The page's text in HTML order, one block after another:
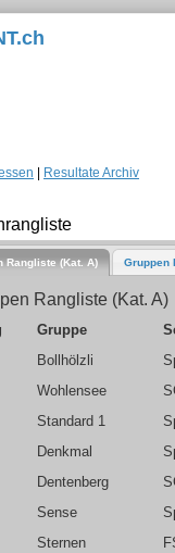
Resultate Archiv
Rangliste (Kat. A) Gruppen
Rangliste (Kat. A)
Gruppe
Bollhölzli
Wohlensee
Standard 1
Denkmal
Dentenberg
Sense
Sternen